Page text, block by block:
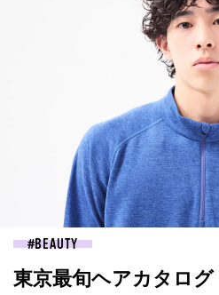
BEAUTY
東京最旬ヘアカタログ